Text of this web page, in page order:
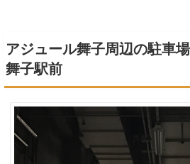
アジュール舞子周辺の駐車
舞子駅前